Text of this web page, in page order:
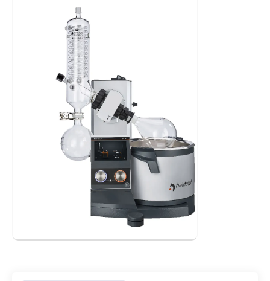
para evitar ajustes involuntarios
- Botón standby que detiene todas las funciones y levanta
el matraz de evaporación del baño de calefacción en los
modelos de elevación con motor
- Baño de acero inoxidable con asas ergonómicas y facilidad
para el vertido
- Fácil ajuste de la profundidad de inmersión hasta los 155
mm y un ángulo de inclinación para el matraz desde los 20º
hasta los 80º
- Funcionamiento sin grasa gracias a la innovadora
tecnología de sellado
- Tapón de ventilación con entrada de PTFE y sin esmerilado.
Opcionalmente disponible con válvula de reposición
- Extensión de cable opcional: el panel de operación se
puede desmontar para su uso fuera de las campanas de
extracción de humos
- Temporizador
- Visualización de la temperatura del vapor mediante sensor
- Programación de rampas
- Librería de solventes incorporada
- Mensajes de error en texto
- Interfaz multilingüe
- Actualizables a los modelos control